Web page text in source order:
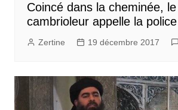
Coincé dans la cheminée, le
cambrioleur appelle la police
Zertine 19 décembre 2017